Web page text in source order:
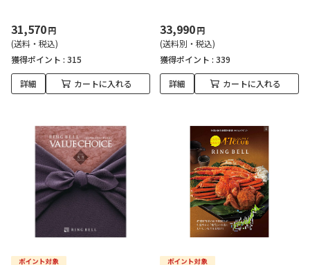
31,570円
(送料・税込)
獲得ポイント : 315
詳細 カートに入れる
33,990円
(送料別・税込)
獲得ポイント : 339
詳細 カートに入れる